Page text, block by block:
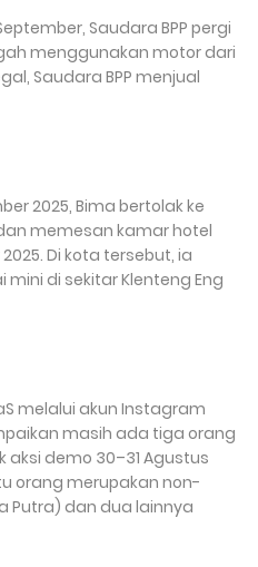
Saudara BPP pergi
menggunakan motor dari
Saudara BPP menjual
2025, Bima bertolak ke
memesan kamar hotel
Di kota tersebut, ia
di sekitar Klenteng Eng
melalui akun Instagram
masih ada tiga orang
demo 30–31 Agustus
orang merupakan non-
Putra) dan dua lainnya